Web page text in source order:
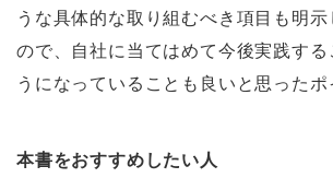
うな具体的な取り組むべき項目も明
ので、自社に当てはめて今後実践する
うになっていることも良いと思ったポ
本書をおすすめしたい人